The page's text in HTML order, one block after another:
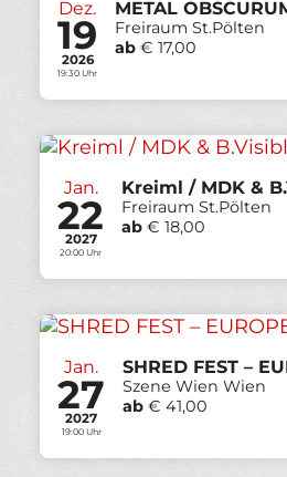
Dez.
19
2026
19:30 Uhr
METAL
Freiraum St.Pölten
ab € 17,00
Jan.
22
2027
20:00 Uhr
Kreiml / MDK &
Freiraum St.Pölten
ab € 18,00
Jan.
27
2027
19:00 Uhr
SHRED FEST –
Szene Wien Wien
ab € 41,00